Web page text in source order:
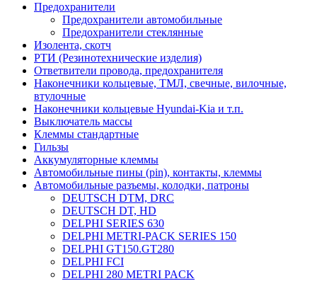
Предохранители
Предохранители автомобильные
Предохранители стеклянные
Изолента, скотч
РТИ (Резинотехнические изделия)
Ответвители провода, предохранителя
Наконечники кольцевые, ТМЛ, свечные, вилочные,
втулочные
Наконечники кольцевые Hyundai-Kia и т.п.
Выключатель массы
Клеммы стандартные
Гильзы
Аккумуляторные клеммы
Автомобильные пины (pin), контакты, клеммы
Автомобильные разъемы, колодки, патроны
DEUTSCH DTM, DRC
DEUTSCH DT, HD
DELPHI SERIES 630
DELPHI METRI-PACK SERIES 150
DELPHI GT150.GT280
DELPHI FCI
DELPHI 280 METRI PACK